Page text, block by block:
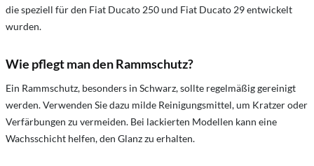
die speziell für den Fiat Ducato 250 und Fiat Ducato 29 entwickelt
wurden.
Wie pflegt man den Rammschutz?
Ein Rammschutz, besonders in Schwarz, sollte regelmäßig gereinigt
werden. Verwenden Sie dazu milde Reinigungsmittel, um Kratzer oder
Verfärbungen zu vermeiden. Bei lackierten Modellen kann eine
Wachsschicht helfen, den Glanz zu erhalten.